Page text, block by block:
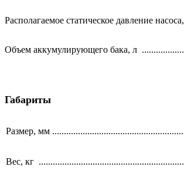
Располагаемое статическое давление
Объем аккумулирующего бака, л
Габариты
Размер, мм
Вес, кг